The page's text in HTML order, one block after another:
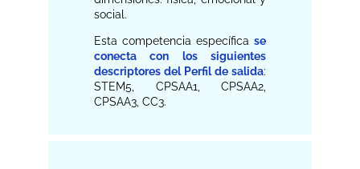
social.
Esta competencia específica se
conecta con los siguientes
descriptores del Perfil de salida:
STEM5, CPSAA1, CPSAA2,
CPSAA3, CC3.